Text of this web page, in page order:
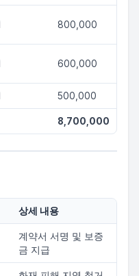
800,000
600,000
500,000
8,700,000
상세 내용
계약서 서명 및 보증
금 지급